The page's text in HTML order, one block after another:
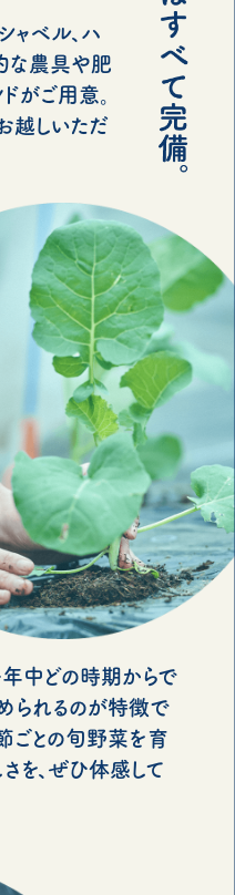
ャベル、ハ
な農具や肥
がご用意。
越しいただ
中どの時期からで
られるのが特徴で
ごとの旬野菜を育
を、ぜひ体感して